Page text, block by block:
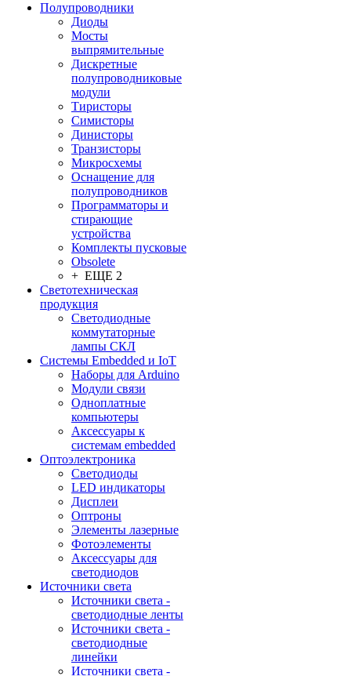
Полупроводники
Диоды
Мосты
выпрямительные
Дискретные
полупроводниковые
модули
Тиристоры
Симисторы
Динисторы
Транзисторы
Микросхемы
Оснащение для
полупроводников
Программаторы и
стирающие
устройства
Комплекты пусковые
Obsolete
+ ЕЩЕ 2
Светотехническая
продукция
Светодиодные
коммутаторные
лампы СКЛ
Системы Embedded и IoT
Наборы для Arduino
Модули связи
Одноплатные
компьютеры
Аксессуары к
системам embedded
Oптоэлектроника
Светодиоды
LED индикаторы
Дисплеи
Оптроны
Элементы лазерные
Фотоэлементы
Аксессуары для
светодиодов
Источники света
Источники света -
светодиодные ленты
Источники света -
светодиодные
линейки
Источники света -